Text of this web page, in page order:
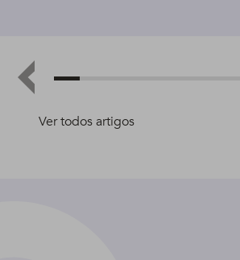
Ver todos artigos